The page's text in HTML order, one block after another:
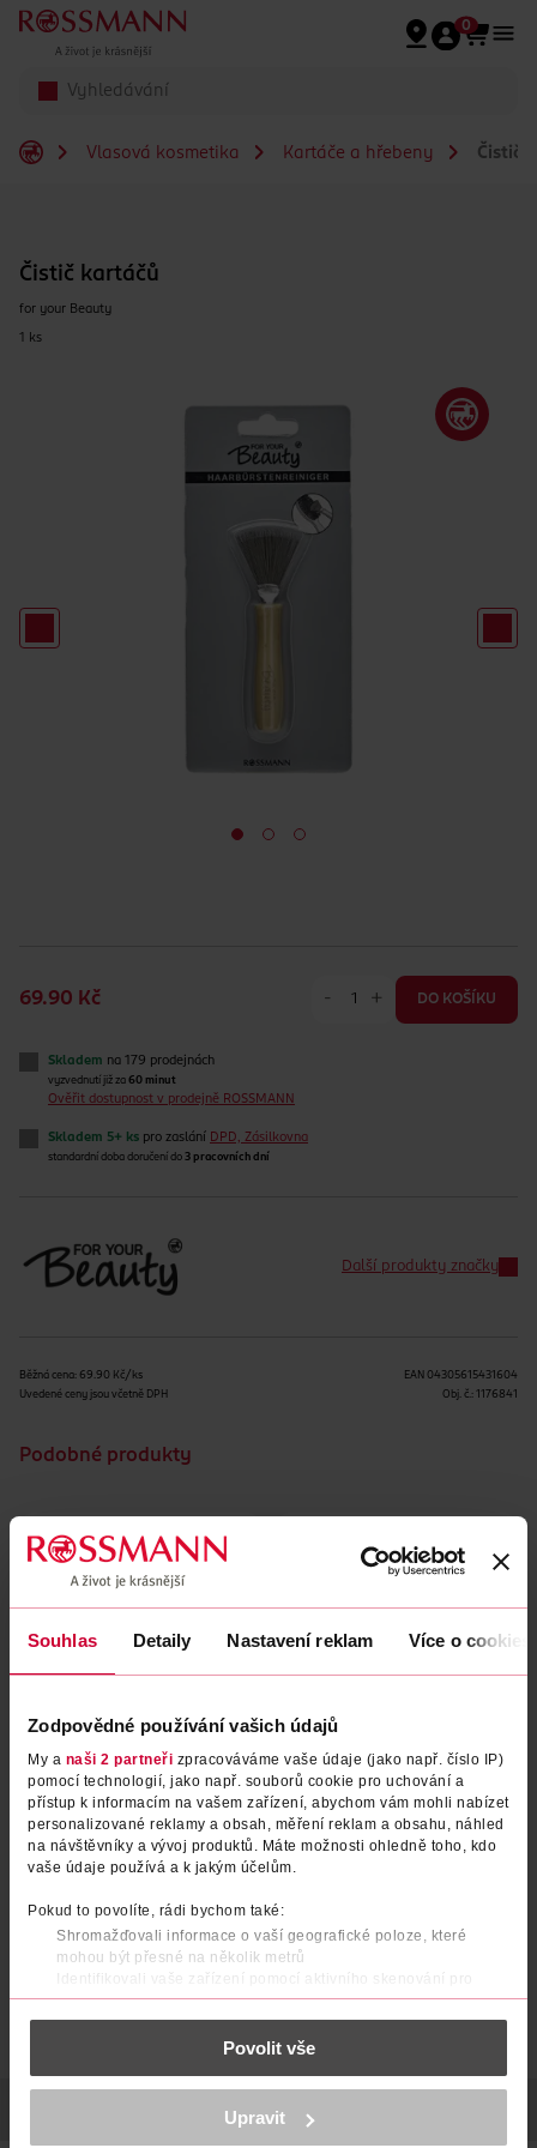
Souhlas Detaily Nastavení reklam Více o cookies
Zodpovědné používání vašich údajů
My a naši 2 partneři zpracováváme vaše údaje (jako např. číslo IP)
pomocí technologií, jako např. souborů cookie pro uchování a
přístup k informacím na vašem zařízení, abychom vám mohli nabízet
personalizované reklamy a obsah, měření reklam a obsahu, náhled
na návštěvníky a vývoj produktů. Máte možnosti ohledně toho, kdo
vaše údaje používá a k jakým účelům.
Pokud to povolíte, rádi bychom také:
Shromažďovali informace o vaší geografické poloze, které
mohou být přesné na několik metrů
Identifikovali vaše zařízení pomocí aktivního skenování pro
konkrétní charakteristiky (otisk prstu)
Zjistěte více o tom, jak zpracováváme vaše osobní údaje, a nastavte
části s podrobnostmi . Svůj souhlas můžete kdykoliv
K provozu stránek, personalizaci obsahu a reklam, funkcí sociálních
médií, analýze návštěvnosti, které mohou nést osobní údaje.
Povolit vše
Upravit
Přeskočit na hlavmní obsah
0
Vlasová kosmetika Kartáče a hřebeny Čistič
Čistič kartáčů
for your Beauty
1 ks
69.90 Kč - + DO KOŠÍKU
Skladem na 179 prodejnách
vyzvednutí již za 60 minut
Ověřit dostupnost v prodejně ROSSMANN
Skladem 5+ ks pro zaslání DPD, Zásilkovna
standardní doba doručení do 3 pracovních dní
Další produkty značky
Běžná cena: 69.90 Kč/ks
Uvedené ceny jsou včetně DPH
EAN 04305615431604
Obj. č.: 1176841
Podobné produkty
Sprej na čištění štětců
for your Beauty 100 ml
89.90 Kč
DO KOŠÍKU
Obj. č.: 1057027
Gel na čištění štětců a
houbiček
Real Techniques 115 ml
DO KOŠÍKU
POČET